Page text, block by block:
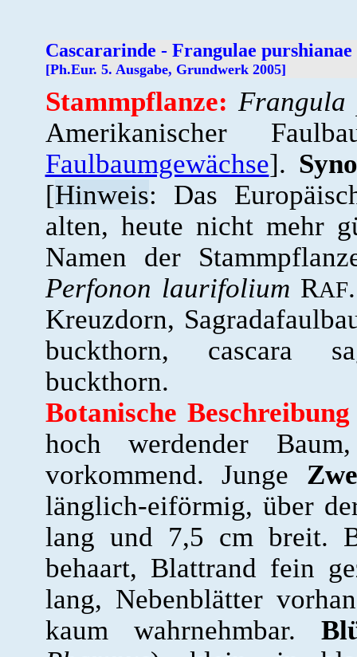
Cascararinde - Frangulae
[Ph.Eur. 5. Ausgabe, Grundwerk 2005]
Stammpflanze: Frangula
Amerikanischer
Faulbaumgewächse].
[Hinweis: Das
alten, heute nicht mehr
Namen der
Perfonon laurifolium RAF
Kreuzdorn,
buckthorn, cascara
buckthorn.
Botanische
hoch werdender
vorkommend. Junge
länglich-eiförmig, über
lang und 7,5 cm breit.
behaart, Blattrand fein
lang, Nebenblätter
kaum wahrnehmbar.